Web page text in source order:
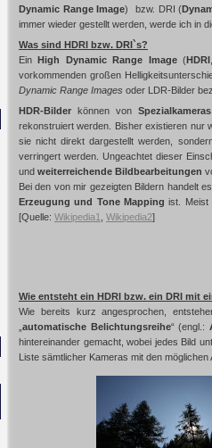
Dynamic Range Image) bzw. DRI (
immer wieder gestellt werden, werde ich in
Was sind HDRI bzw. DRI`s?
EinHigh Dynamic Range Image(HDRI
vorkommenden großen
Dynamic Range Images oder LDR-Bilder
HDR-Bilder können von Spezialkameras
rekonstruiert werden. Bisher existieren nur
sie nicht direkt dargestellt werden,
verringert werden. Ungeachtet dieser
und weiterreichende Bildbearbeitungen
Bei den von mir gezeigten Bildern handelt
Erzeugung und Tone Mapping ist. Meist
[Quelle: Wikipedia1 Wikipedia2]
Wie entsteht ein HDRI bzw. ein DRI mit
Wie bereits kurz angesprochen,
automatische Belichtungsreihe“ (engl.:
hintereinander gemacht, wobei jedes Bild
Liste sämtlicher Kameras mit den möglichen